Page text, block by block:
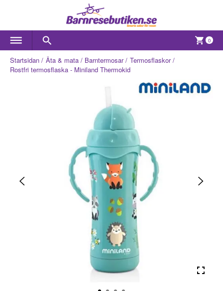
0
Startsidan Äta & mata Barntermosar
Termosflaskor
Rostfri termosflaska - Miniland Thermokid